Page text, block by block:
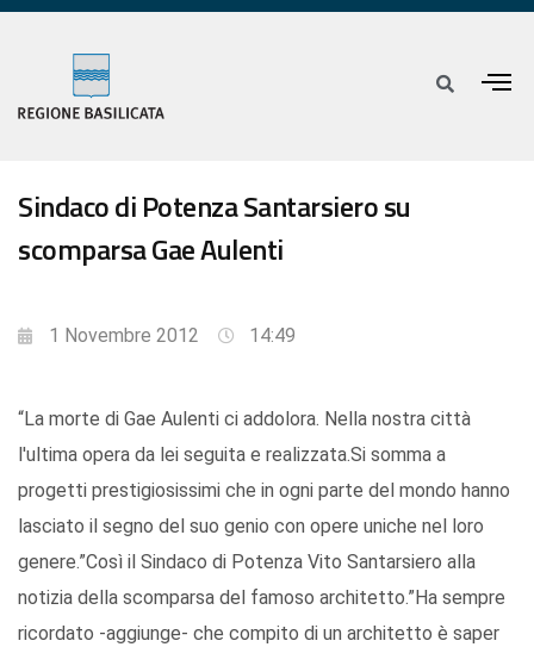
Sindaco di Potenza Santarsiero su
scomparsa Gae Aulenti
1 Novembre 2012 14:49
“La morte di Gae Aulenti ci addolora. Nella nostra città
l'ultima opera da lei seguita e realizzata.Si somma a
progetti prestigiosissimi che in ogni parte del mondo hanno
lasciato il segno del suo genio con opere uniche nel loro
genere.”Così il Sindaco di Potenza Vito Santarsiero alla
notizia della scomparsa del famoso architetto.”Ha sempre
ricordato -aggiunge- che compito di un architetto è saper